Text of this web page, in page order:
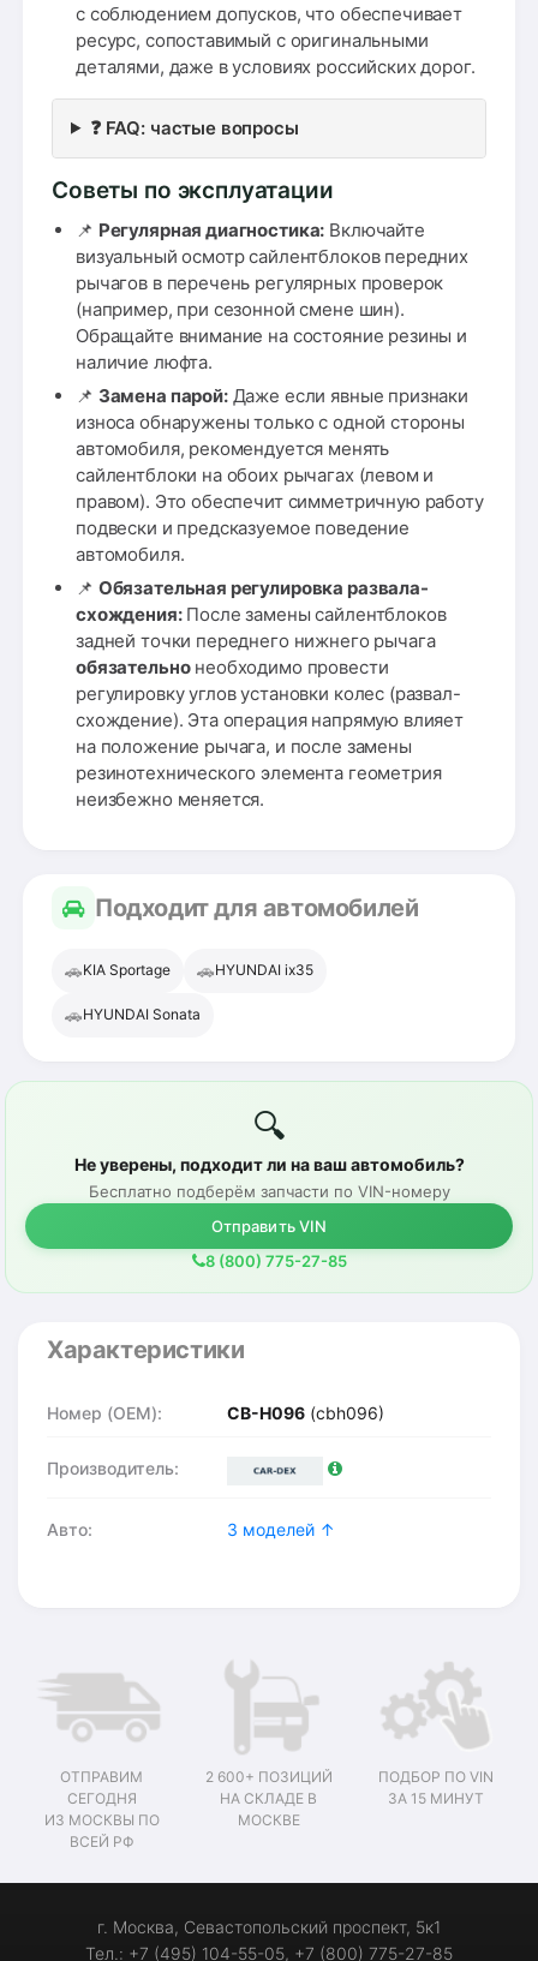
с соблюдением допусков, что обеспечивает
ресурс, сопоставимый с оригинальными
деталями, даже в условиях российских дорог.
❓ FAQ: частые вопросы
Советы по эксплуатации
📌 Регулярная диагностика: Включайте
визуальный осмотр сайлентблоков передних
рычагов в перечень регулярных проверок
(например, при сезонной смене шин).
Обращайте внимание на состояние резины и
наличие люфта.
📌 Замена парой:Даже если явные признаки
износа обнаружены только с одной стороны
автомобиля, рекомендуется менять
сайлентблоки на обоих рычагах (левом и
правом). Это обеспечит симметричную работу
подвески и предсказуемое поведение
автомобиля.
📌 Обязательная регулировка развала-
схождения:После замены сайлентблоков
задней точки переднего нижнего рычага
обязательнонеобходимо провести
регулировку углов установки колес (развал-
схождение). Эта операция напрямую влияет
на положение рычага, и после замены
резинотехнического элемента геометрия
неизбежно меняется.
Подходит для автомобилей
🚗KIA Sportage 🚗HYUNDAI ix35
🚗HYUNDAI Sonata
🔍
Не уверены, подходит ли на ваш автомобиль?
Бесплатно подберём запчасти по VIN-номеру
Отправить VIN
8 (800) 775-27-85
Характеристики
Номер (OEM): CB-H096 (cbh096)
Производитель:
Авто: 3 моделей ↑
ОТПРАВИМ
СЕГОДНЯ
ИЗ МОСКВЫ ПО
ВСЕЙ РФ
2 600+ ПОЗИЦИЙ
НА СКЛАДЕ В
МОСКВЕ
ПОДБОР ПО VIN
ЗА 15 МИНУТ
г. Москва, Севастопольский проспект, 5к1
Тел.: +7 (495) 104-55-05, +7 (800) 775-27-85